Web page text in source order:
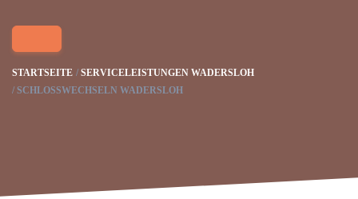
STARTSEITE
SERVICELEISTUNGEN WADERSLOH
SCHLOSSWECHSELN WADERSLOH